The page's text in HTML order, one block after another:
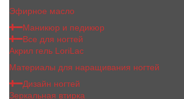
Эфирное масло
Маникюр и педикюр
Все для ногтей
Акрил гель LoriLac
Материалы для наращивания ногтей
Дизайн ногтей
Зеркальная втирка